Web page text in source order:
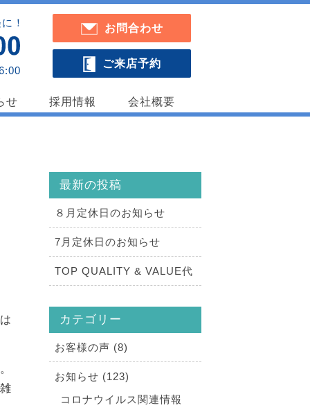
お問合わせ
ご来店予約
！
せ 採用情報 会社概要
最新の投稿
８月定休日のお知らせ
7月定休日のお知らせ
TOP QUALITY & VALUE代
カテゴリー
お客様の声 (8)
お知らせ (123)
コロナウイルス関連情報